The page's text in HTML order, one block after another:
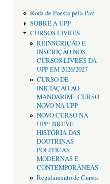
Roda de Poesia pela Paz
SOBRE A UPP
CURSOS LIVRES
REINSCRIÇÃO E
INSCRIÇÃO NOS
CURSOS LIVRES DA
UPP EM 2026/2027
CURSO DE
INICIAÇÃO AO
MANDARIM - CURSO
NOVO NA UPP
NOVO CURSO NA
UPP: BREVE
HISTÓRIA DAS
DOUTRINAS
POLÍTICAS
MODERNAS E
CONTEMPORÂNEAS
Regulamento de Cursos